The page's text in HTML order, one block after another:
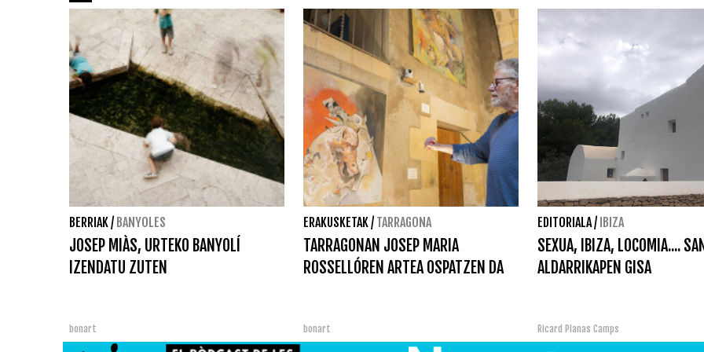
BERRIAK/ BANYOLES
JOSEP MIÀS, URTEKO BANYOLÍ
IZENDATU ZUTEN
bonart
ERAKUSKETAK/ TARRAGONA
TARRAGONAN JOSEP MARIA
ROSSELLÓREN ARTEA OSPATZEN DA
bonart
EDITORIALA/ IBIZA
SEXUA, IBIZA, LOCOMIA....
ALDARRIKAPEN GISA
Ricard Planas Camps